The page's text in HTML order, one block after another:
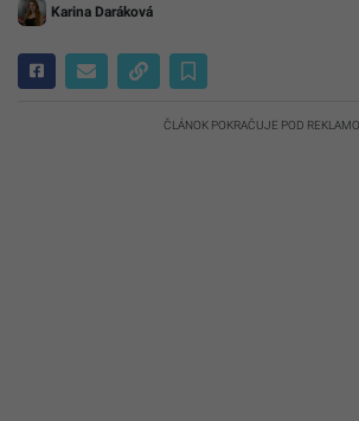
Karina Daráková
ČLÁNOK POKRAČUJE POD